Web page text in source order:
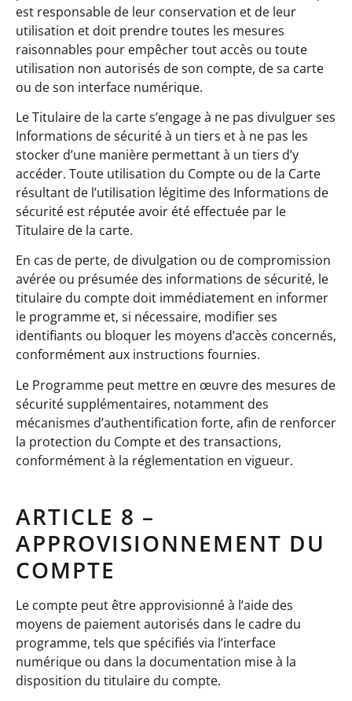
est responsable de leur conservation et de leur
utilisation et doit prendre toutes les mesures
raisonnables pour empêcher tout accès ou toute
utilisation non autorisés de son compte, de sa carte
ou de son interface numérique.
Le Titulaire de la carte s’engage à ne pas divulguer ses
Informations de sécurité à un tiers et à ne pas les
stocker d’une manière permettant à un tiers d’y
accéder. Toute utilisation du Compte ou de la Carte
résultant de l’utilisation légitime des Informations de
sécurité est réputée avoir été effectuée par le
Titulaire de la carte.
En cas de perte, de divulgation ou de compromission
avérée ou présumée des informations de sécurité, le
titulaire du compte doit immédiatement en informer
le programme et, si nécessaire, modifier ses
identifiants ou bloquer les moyens d’accès concernés,
conformément aux instructions fournies.
Le Programme peut mettre en œuvre des mesures de
sécurité supplémentaires, notamment des
mécanismes d’authentification forte, afin de renforcer
la protection du Compte et des transactions,
conformément à la réglementation en vigueur.
ARTICLE 8 –
APPROVISIONNEMENT DU
COMPTE
Le compte peut être approvisionné à l’aide des
moyens de paiement autorisés dans le cadre du
programme, tels que spécifiés via l’interface
numérique ou dans la documentation mise à la
disposition du titulaire du compte.